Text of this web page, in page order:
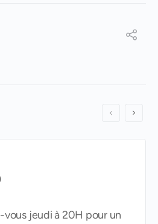
vous jeudi à 20H pour un